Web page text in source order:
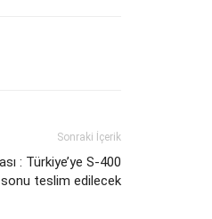
Sonraki İçerik
: Türkiye’ye S-400
sonu teslim edilecek